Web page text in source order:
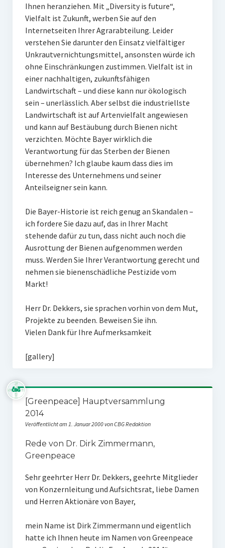
Ihnen heranziehen. Mit „Diversity is future“,
Vielfalt ist Zukunft, werben Sie auf den
Internetseiten Ihrer Agrarabteilung. Leider
verstehen Sie darunter den Einsatz vielfältiger
Unkrautvernichtungsmittel, ansonsten würde ich
ohne Einschränkungen zustimmen. Vielfalt ist in
einer nachhaltigen, zukunftsfähigen
Landwirtschaft – und diese kann nur ökologisch
sein – unerlässlich. Aber selbst die industriellste
Landwirtschaft ist auf Artenvielfalt angewiesen
und kann auf Bestäubung durch Bienen nicht
verzichten. Möchte Bayer wirklich die
Verantwortung für das Sterben der Bienen
übernehmen? Ich glaube kaum dass dies im
Interesse des Unternehmens und seiner
Anteilseigner sein kann.
Die Bayer-Historie ist reich genug an Skandalen –
ich fordere Sie dazu auf, das in Ihrer Macht
stehende dafür zu tun, dass nicht auch noch die
Ausrottung der Bienen aufgenommen werden
muss. Werden Sie Ihrer Verantwortung gerecht und
nehmen sie bienenschädliche Pestizide vom
Markt!
Herr Dr. Dekkers, sie sprachen vorhin von dem Mut,
Projekte zu beenden. Beweisen Sie ihn.
Vielen Dank für Ihre Aufmerksamkeit
[gallery]
[Greenpeace] Hauptversammlung
2014
Veröffentlicht am 1. Januar 2000 von CBG Redaktion
Rede von Dr. Dirk Zimmermann,
Greenpeace
Sehr geehrter Herr Dr. Dekkers, geehrte Mitglieder
von Konzernleitung und Aufsichtsrat, liebe Damen
und Herren Aktionäre von Bayer,
mein Name ist Dirk Zimmermann und eigentlich
hatte ich Ihnen heute im Namen von Greenpeace